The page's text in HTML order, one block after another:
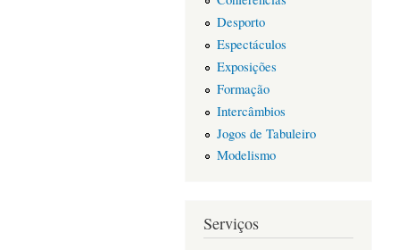
Desporto
Espectáculos
Exposições
Formação
Intercâmbios
Jogos de Tabuleiro
Modelismo
Serviços